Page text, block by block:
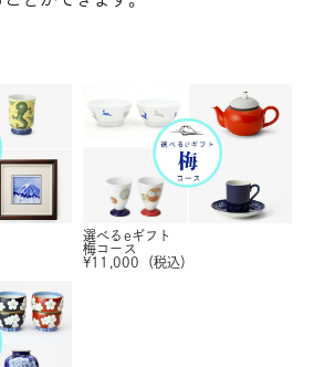
選べるeギフト
梅コース
¥11,000 （税込）